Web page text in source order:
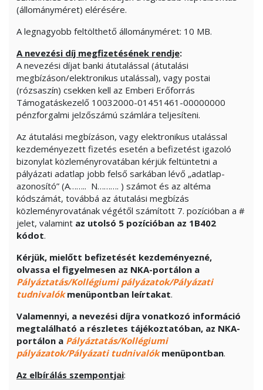
(állományméret) elérésére.
A legnagyobb feltölthető állományméret: 10 MB.
A nevezési díj megfizetésének rendje:
A nevezési díjat banki átutalással (átutalási
megbízáson/elektronikus utalással), vagy postai
(rózsaszín) csekken kell az Emberi Erőforrás
Támogatáskezelő 10032000-01451461-00000000
pénzforgalmi jelzőszámú számlára teljesíteni.
Az átutalási megbízáson, vagy elektronikus utalással
kezdeményezett fizetés esetén a befizetést igazoló
bizonylat közleményrovatában kérjük feltüntetni a
pályázati adatlap jobb felső sarkában lévő „adatlap-
azonosító” (A…….. N………. ) számot és az altéma
kódszámát, továbbá az átutalási megbízás
közleményrovatának végétől számított 7. pozícióban a #
jelet, valamint az utolsó 5 pozícióban az 1B402
kódot.
Kérjük, mielőtt befizetését kezdeményezné,
olvassa el figyelmesen az NKA-portálon a
Pályáztatás/Kollégiumi pályázatok/Pályázati
tudnivalók menüpontban leírtakat.
Valamennyi, a nevezési díjra vonatkozó információ
megtalálható a részletes tájékoztatóban, az NKA-
portálon a Pályáztatás/Kollégiumi
pályázatok/Pályázati tudnivalók menüpontban.
Az elbírálás szempontjai: